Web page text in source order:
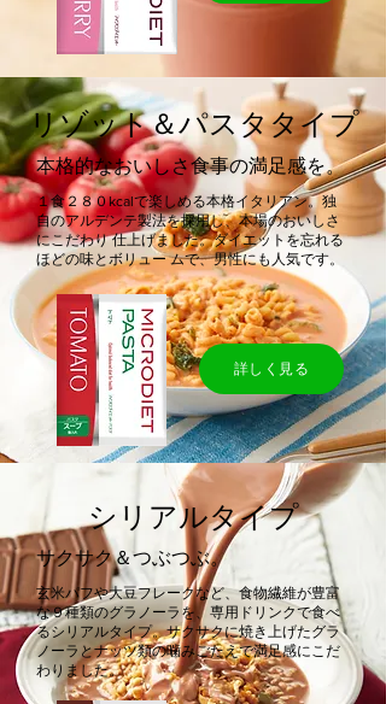
リゾット＆パスタタイプ
本格的なおいしさ食事の満足感を。
１食２８０kcalで楽しめる本格イタリアン。独
自のアルデンテ製法を採用し、本場のおいしさ
にこだわり 仕上げました。ダイエットを忘れる
ほどの味とボリュー ムで、男性にも人気です。
詳しく見る
シリアルタイプ
サクサク＆つぶつぶ。
玄米パフや大豆フレークなど、食物繊維が豊富
な９種類のグラノーラを、専用ドリンクで食べ
るシリアルタイプ。サクサクに焼き上げたグラ
ノーラとナッツ類の噛みごたえで満足感にこだ
わりました。